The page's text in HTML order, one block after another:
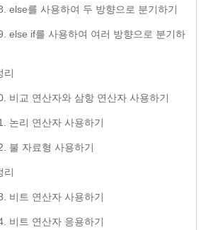
else를 사용하여 두 방향으로 분기하기
else if를 사용하여 여러 방향으로 분기하
리
비교 연산자와 삼항 연산자 사용하기
논리 연산자 사용하기
불 자료형 사용하기
리
비트 연산자 사용하기
비트 연산자 응용하기